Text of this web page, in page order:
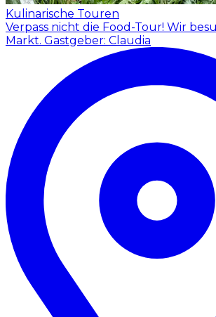
Kulinarische Touren
Verpass nicht die Food-Tour! Wir
Markt. Gastgeber: Claudia